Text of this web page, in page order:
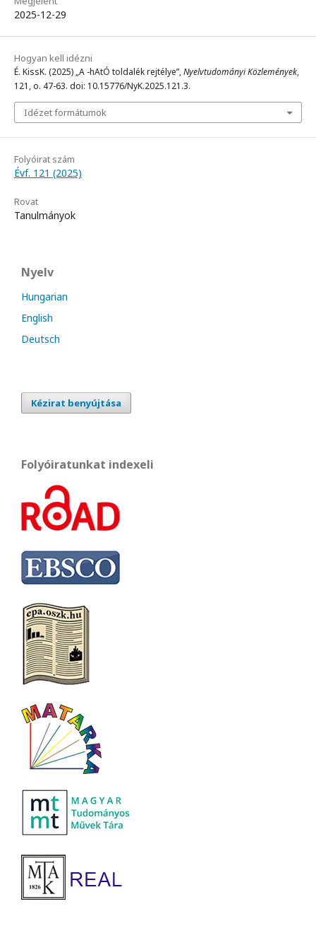
2025-12-29
Hogyan kell idézni
É. KissK. (2025) „A -hAtÓ toldalék rejtélye”,Nyelvtudományi Közlemények,
121, o. 47-63. doi: 10.15776/NyK.2025.121.3.
Idézet formátumok
Folyóirat szám
Évf. 121 (2025)
Rovat
Tanulmányok
Nyelv
Hungarian
English
Deutsch
Kézirat benyújtása
Folyóiratunkat indexeli